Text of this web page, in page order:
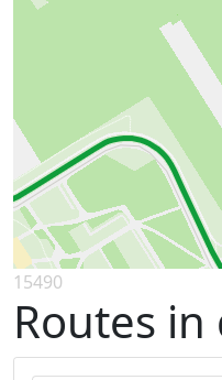
15490
Routes